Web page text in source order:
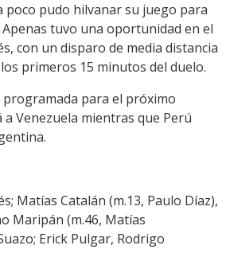
poco pudo hilvanar su juego para
tuvo una oportunidad en el
con un disparo de media distancia
primeros 15 minutos del duelo.
programada para el próximo
Venezuela mientras que Perú
Matías Catalán (m.13, Paulo Díaz),
Maripán (m.46, Matías
Erick Pulgar, Rodrigo